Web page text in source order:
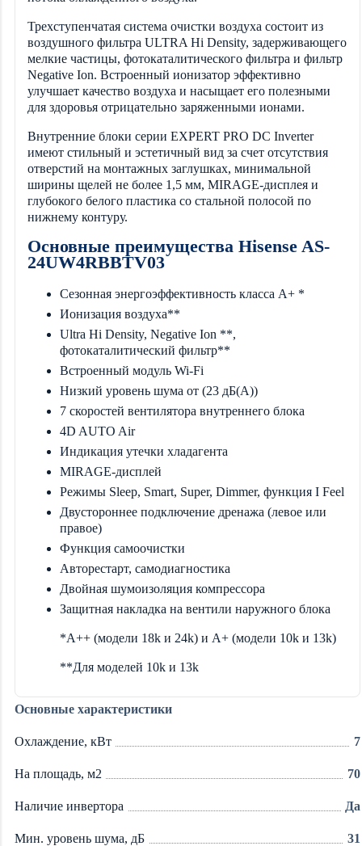
Трехступенчатая система очистки воздуха состоит из
воздушного фильтра ULTRA Hi Density, задерживающего
мелкие частицы, фотокаталитического фильтра и фильтр
Negative Ion. Встроенный ионизатор эффективно
улучшает качество воздуха и насыщает его полезными
для здоровья отрицательно заряженными ионами.
Внутренние блоки серии EXPERT PRO DC Inverter
имеют стильный и эстетичный вид за счет отсутствия
отверстий на монтажных заглушках, минимальной
ширины щелей не более 1,5 мм, MIRAGE-дисплея и
глубокого белого пластика со стальной полосой по
нижнему контуру.
Основные преимущества Hisense AS-
24UW4RBBTV03
Сезонная энергоэффективность класса А+ *
Ионизация воздуха**
Ultra Hi Density, Negative Ion **,
фотокаталитический фильтр**
Встроенный модуль Wi-Fi
Низкий уровень шума от (23 дБ(А))
7 скоростей вентилятора внутреннего блока
4D AUTO Air
Индикация утечки хладагента
MIRAGE-дисплей
Режимы Sleep, Smart, Super, Dimmer, функция I Feel
Двустороннее подключение дренажа (левое или
правое)
Функция самоочистки
Авторестарт, самодиагностика
Двойная шумоизоляция компрессора
Защитная накладка на вентили наружного блока
*А++ (модели 18k и 24k) и А+ (модели 10k и 13k)
**Для моделей 10k и 13k
Основные характеристики
Охлаждение, кВт 7
На площадь, м2 70
Наличие инвертора Да
Мин. уровень шума, дБ 31